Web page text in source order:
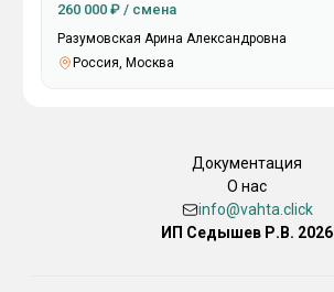
260 000 ₽ / смена
Разумовская Арина Александровна
Россия, Москва
Документация
О нас
info@vahta.click
ИП Седышев Р.В. 2026